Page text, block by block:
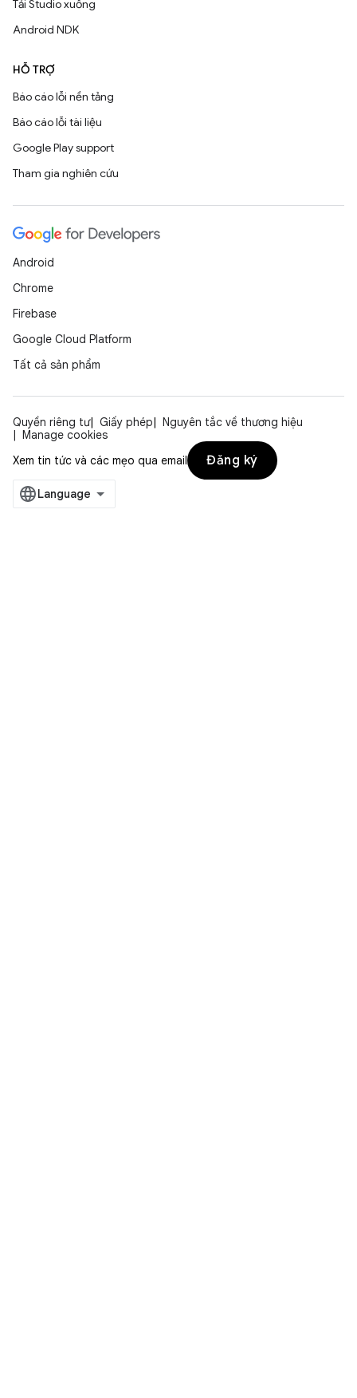
Tải Studio xuống
Android NDK
HỖ TRỢ
Báo cáo lỗi nền tảng
Báo cáo lỗi tài liệu
Google Play support
Tham gia nghiên cứu
Android
Chrome
Firebase
Google Cloud Platform
Tất cả sản phẩm
Quyền riêng tư Giấy phép
Nguyên tắc về thương hiệu
Manage cookies
Xem tin tức và các mẹo qua email
Đăng ký